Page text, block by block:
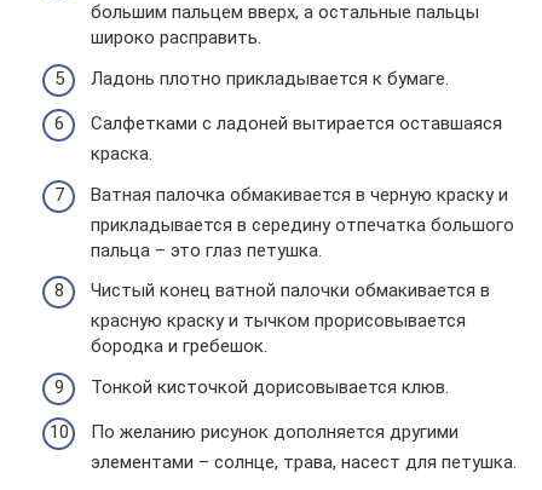
большим пальцем вверх, а остальные пальцы
широко расправить.
Ладонь плотно прикладывается к бумаге.
Салфетками с ладоней вытирается оставшаяся
краска.
Ватная палочка обмакивается в черную краску и
прикладывается в середину отпечатка большого
пальца – это глаз петушка.
Чистый конец ватной палочки обмакивается в
красную краску и тычком прорисовывается
бородка и гребешок.
Тонкой кисточкой дорисовывается клюв.
По желанию рисунок дополняется другими
элементами – солнце, трава, насест для петушка.